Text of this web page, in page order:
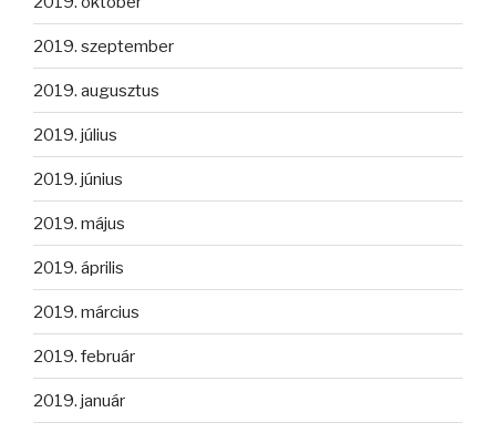
2019. szeptember
2019. augusztus
2019. július
2019. június
2019. május
2019. április
2019. március
2019. február
2019. január